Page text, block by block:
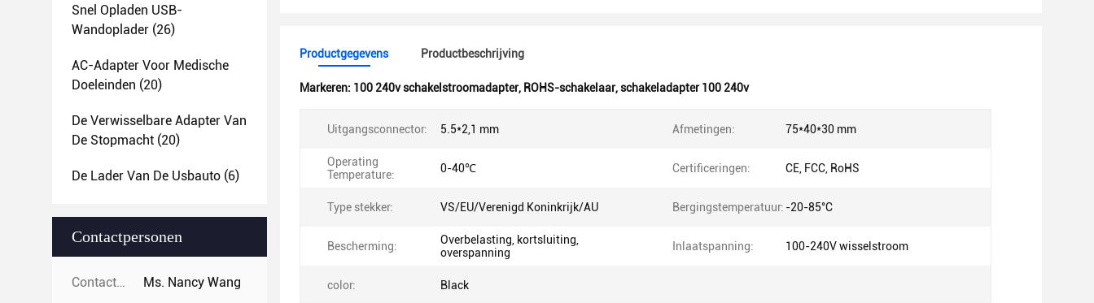
Snel Opladen USB-
Wandoplader (26)
AC-Adapter Voor Medische
Doeleinden (20)
De Verwisselbare Adapter Van
De Stopmacht (20)
De Lader Van De Usbauto (6)
Contactpersonen
Contactpersonen: Ms. Nancy Wang
Productgegevens Productbeschrijving
Markeren: 100 240v schakelstroomadapter, ROHS-schakelaar,schakeladapter 100 240v
Uitgangsconnector: 5.5*2,1 mm Afmetingen: 75*40*30 mm
Operating
Temperature:
0-40℃ Certificeringen: CE, FCC, RoHS
Type stekker: VS/EU/Verenigd Koninkrijk/AU Bergingstemperatuur: -20-85°C
Bescherming:
Overbelasting, kortsluiting,
overspanning
Inlaatspanning: 100-240V wisselstroom
color: Black